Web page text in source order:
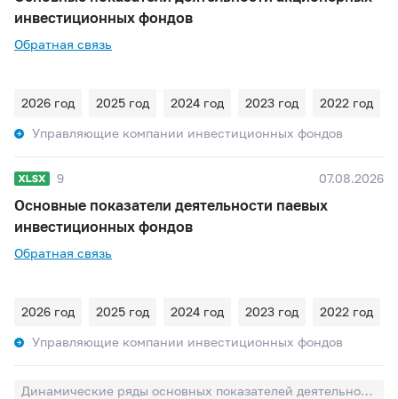
инвестиционных фондов
Обратная связь
2026 год 2025 год 2024 год 2023 год 2022 год
Управляющие компании инвестиционных фондов
9 07.08.2026
Основные показатели деятельности паевых
инвестиционных фондов
Обратная связь
2026 год 2025 год 2024 год 2023 год 2022 год
Управляющие компании инвестиционных фондов
Динамические ряды основных показателей деятельности паевых инвестиционных фондов и акционерных инвестиционных фондов